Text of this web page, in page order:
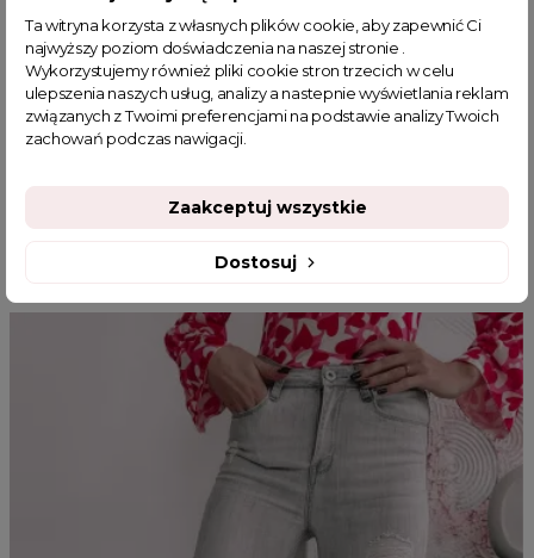
kurtka damska jesień
kurteczki jesienne damskie
moda kurtki damskie
modne płaszcze damskie
płaszcze jesienne damskie
elegancki płaszcz wiosenny
płaszcz oversize damski
MOGĄ CI SIĘ SPODOBAĆ
Ta witryna korzysta z własnych plików cookie, aby zapewnić Ci
najwyższy poziom doświadczenia na naszej stronie .
Wykorzystujemy również pliki cookie stron trzecich w celu
ulepszenia naszych usług, analizy a nastepnie wyświetlania reklam
związanych z Twoimi preferencjami na podstawie analizy Twoich
zachowań podczas nawigacji.
Dostosuj
Zaakceptuj wszystkie